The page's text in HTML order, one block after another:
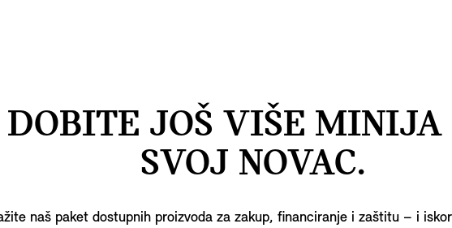
DOBITE JOŠ VIŠE MINIJA
SVOJ NOVAC.
naš paket dostupnih proizvoda za zakup, financiranje i zaštitu – i